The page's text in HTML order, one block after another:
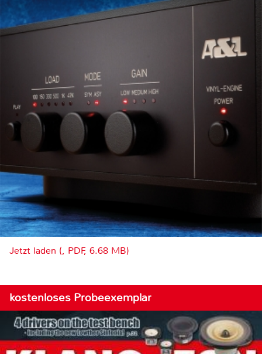
Jetzt laden (, PDF, 6.68 MB)
kostenloses Probeexemplar